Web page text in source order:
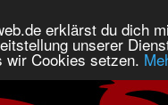
erklärst du dich
unserer
wir Cookies setzen.